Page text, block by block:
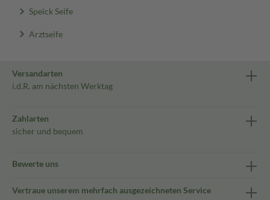
Speick Seife
Arztseife
Versandarten
i.d.R. am nächsten Werktag
Zahlarten
sicher und bequem
Bewerte uns
Vertraue unserem mehrfach ausgezeichneten Service